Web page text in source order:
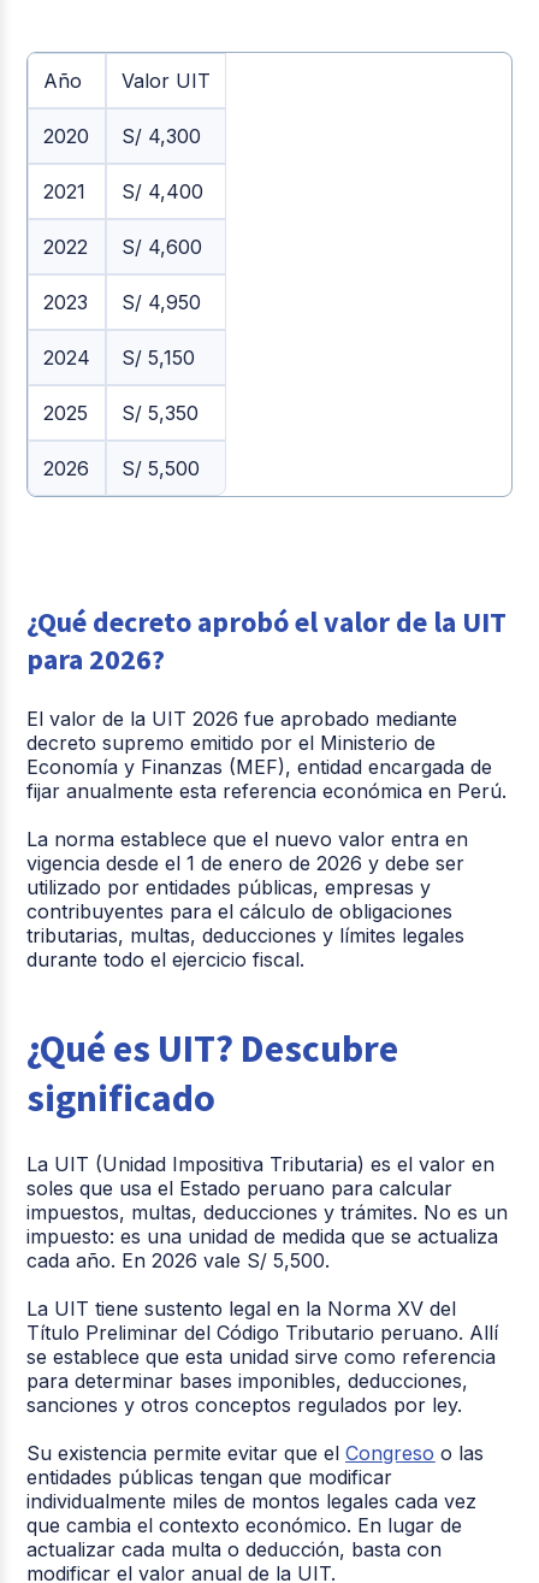
Año Valor UIT
2020 S/ 4,300
2021 S/ 4,400
2022 S/ 4,600
2023 S/ 4,950
2024 S/ 5,150
2025 S/ 5,350
2026 S/ 5,500
¿Qué decreto aprobó el valor de la UIT
para 2026?
El valor de la UIT 2026 fue aprobado mediante
decreto supremo emitido por el Ministerio de
Economía y Finanzas (MEF), entidad encargada de
fijar anualmente esta referencia económica en Perú.
La norma establece que el nuevo valor entra en
vigencia desde el 1 de enero de 2026 y debe ser
utilizado por entidades públicas, empresas y
contribuyentes para el cálculo de obligaciones
tributarias, multas, deducciones y límites legales
durante todo el ejercicio fiscal.
¿Qué es UIT? Descubre
significado
La UIT (Unidad Impositiva Tributaria) es el valor en
soles que usa el Estado peruano para calcular
impuestos, multas, deducciones y trámites. No es un
impuesto: es una unidad de medida que se actualiza
cada año. En 2026 vale S/ 5,500.
La UIT tiene sustento legal en la Norma XV del
Título Preliminar del Código Tributario peruano. Allí
se establece que esta unidad sirve como referencia
para determinar bases imponibles, deducciones,
sanciones y otros conceptos regulados por ley.
Su existencia permite evitar que elCongreso o las
entidades públicas tengan que modificar
individualmente miles de montos legales cada vez
que cambia el contexto económico. En lugar de
actualizar cada multa o deducción, basta con
modificar el valor anual de la UIT.